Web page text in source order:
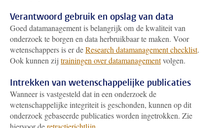
Verantwoord gebruik en opslag van data
Goed datamanagement is belangrijk om de kwaliteit van
onderzoek te borgen en data herbruikbaar te maken. Voor
wetenschappers is er deResearch datamanagement checklist.
Ook kunnen zij trainingen over datamanagementvolgen.
Intrekken van wetenschappelijke publicaties
Wanneer is vastgesteld dat in een onderzoek de
wetenschappelijke integriteit is geschonden, kunnen op dit
onderzoek gebaseerde publicaties worden ingetrokken. Zie